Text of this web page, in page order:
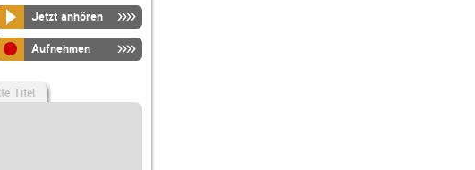
Jetzt anhören
Aufnehmen
Titel